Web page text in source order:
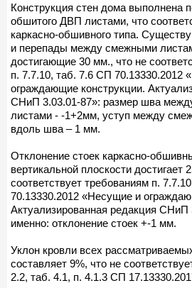
Конструкция стен дома выполнена
обшитого ДВП листами, что
каркасно-обшивного типа.
и перепады между смежными
достигающие 30 мм., что не
п. 7.7.10, таб. 7.6 СП 70.13330.2012
ограждающие конструкции.
СНиП 3.03.01-87»: размер шва
листами - -1+2мм, уступ между
вдоль шва – 1 мм.
Отклонение стоек каркасно-
вертикальной плоскости достигает
соответствует требованиям п.
70.13330.2012 «Несущие и
Актуализированная редакция СНиП
именно: отклонение стоек +-1 мм.
Уклон кровли всех
составляет 9%, что не
2.2, таб. 4.1, п. 4.1.3 СП